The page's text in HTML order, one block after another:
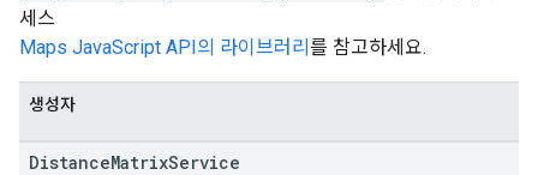
세스
Maps JavaScript API의 라이브러리 를 참고하세요.
생성자
DistanceMatrixService